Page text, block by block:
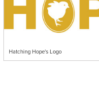
Hatching Hope's Logo